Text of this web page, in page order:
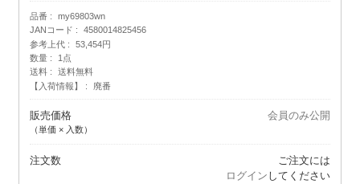
品番
my69803wn
JANコード
4580014825456
参考上代
53,454円
数量
1点
送料
送料無料
【入荷情報】
廃番
販売価格
（単価 × 入数）
会員のみ公開
注文数
ご注文には
ログイン してください